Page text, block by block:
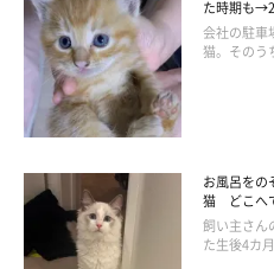
◆公式Instagram｜
https://www.instagram.com/
◆公式LINE｜https://line.me/R/ti/
た時期も
会社の駐車
猫。そのう
お風呂をの
猫 どこへ
飼い主さん
た生後4カ